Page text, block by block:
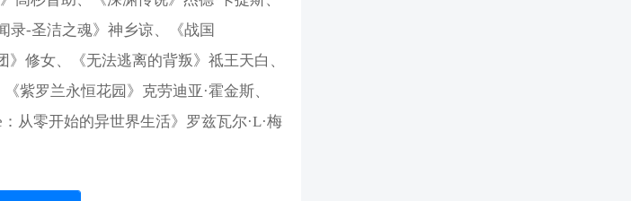
录-圣洁之魂》神乡谅、《战国
修女、《无法逃离的背叛》祗王天白、
紫罗兰永恒花园》克劳迪亚·霍金斯、
从零开始的异世界生活》罗兹瓦尔·L·梅